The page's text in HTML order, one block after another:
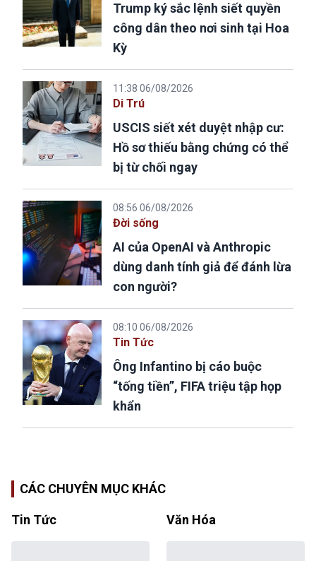
Trump ký sắc lệnh siết quyền
công dân theo nơi sinh tại Hoa
Kỳ
11:38 06/08/2026
Di Trú
USCIS siết xét duyệt nhập cư:
Hồ sơ thiếu bằng chứng có thể
bị từ chối ngay
08:56 06/08/2026
Đời sống
AI của OpenAI và Anthropic
dùng danh tính giả để đánh lừa
con người?
08:10 06/08/2026
Tin Tức
Ông Infantino bị cáo buộc
“tống tiền”, FIFA triệu tập họp
khẩn
CÁC CHUYÊN MỤC KHÁC
Tin Tức Văn Hóa